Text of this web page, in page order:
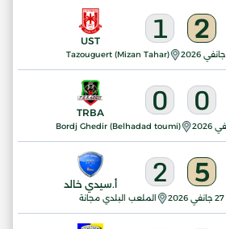
Tazouguert (Mizan Tahar)
2
1
UST
Bordj Ghedir (Belhadad toumi)
0
0
TRBA
الملعب البلدي مجانة
5
2 أ.سيدي خالد